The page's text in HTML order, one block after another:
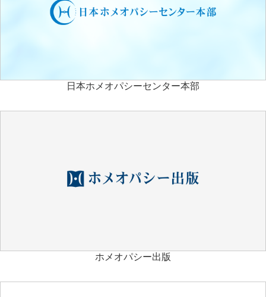
日本ホメオパシーセンター本部
ホメオパシー出版